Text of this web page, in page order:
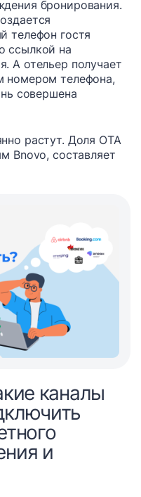
бронирования.
телефон гостя
ссылкой на
А отельер получает
номером телефона,
совершена
растут. Доля ОТА
Bnovo, составляет
каналы
и